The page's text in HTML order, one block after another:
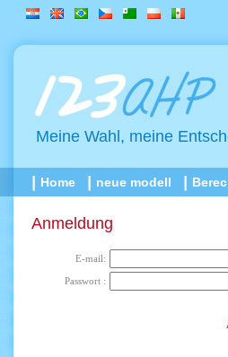
Meine Wahl, meine
Home neue modell
Anmeldung
E-mail:
Passwort :